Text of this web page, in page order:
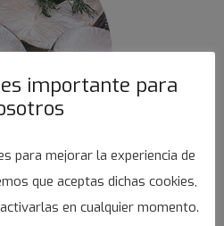
importante para
para mejorar la experiencia de
que aceptas dichas cookies,
en cualquier momento.